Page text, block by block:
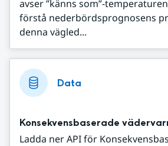
avser ”känns som”-
förstå nederbördsprognosens
denna vägled...
Data
Konsekvensbaserade
Ladda ner API för